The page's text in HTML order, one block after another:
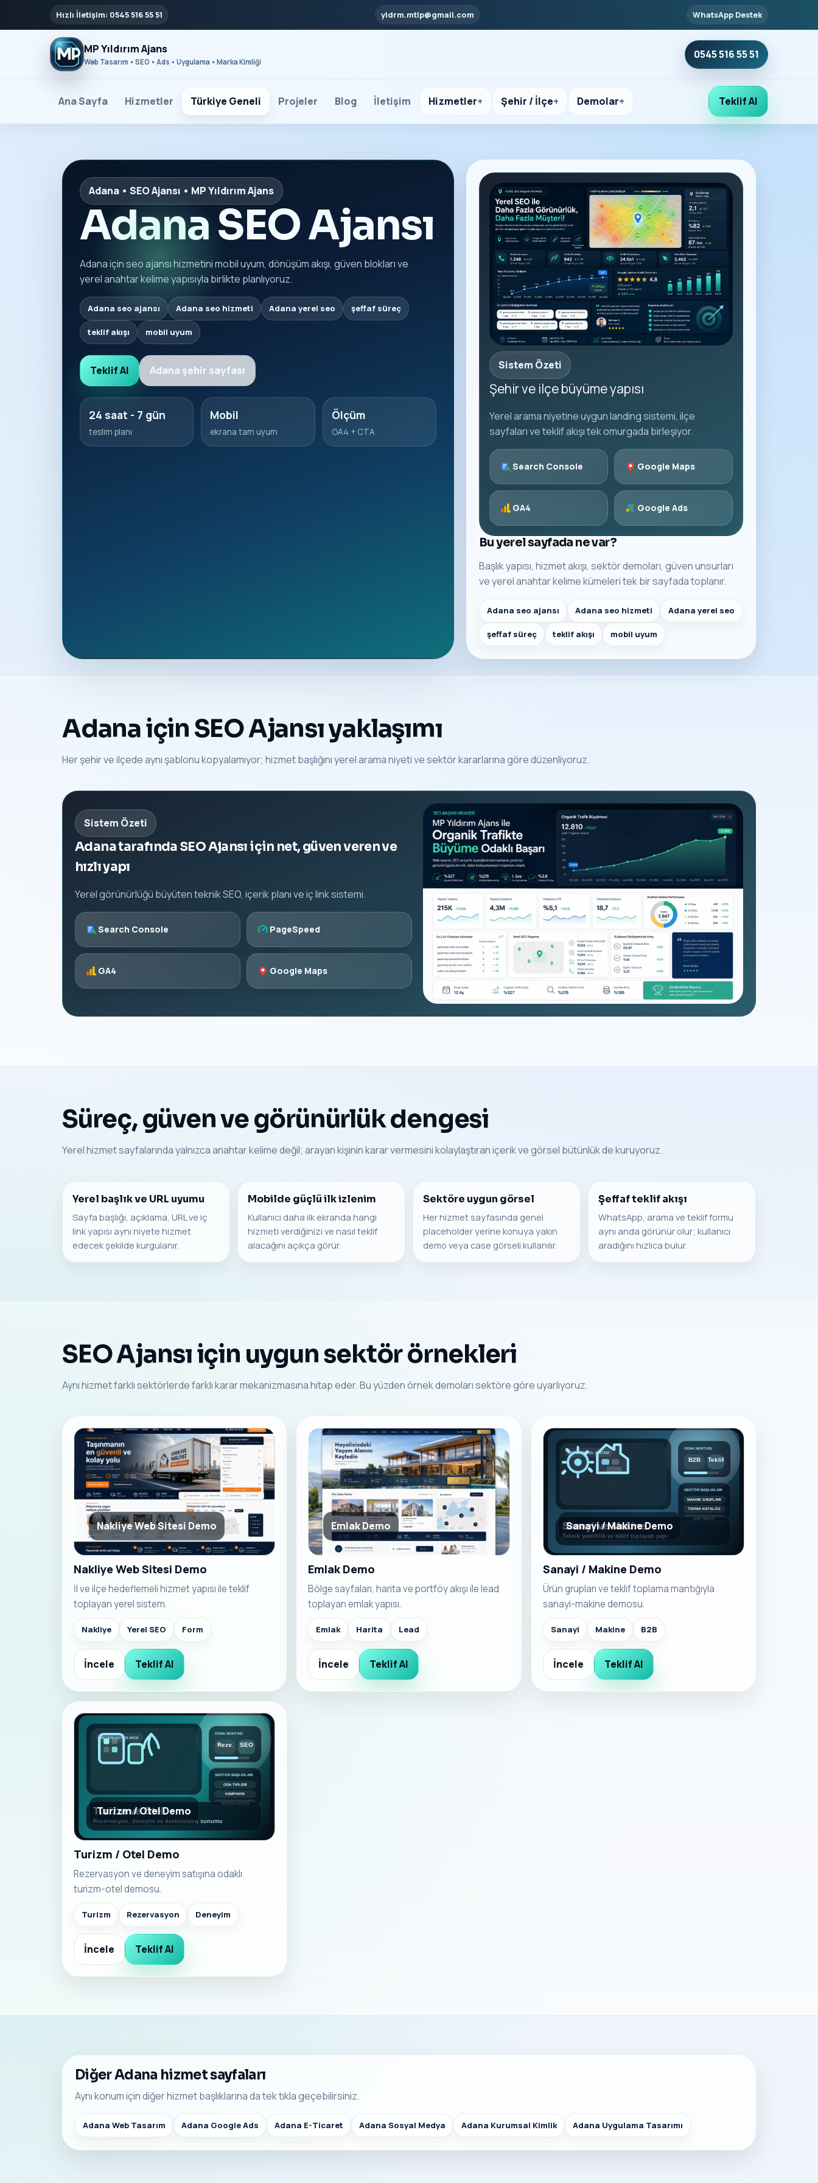
Hızlı İletişim: 0545 516 55 51 yldrm.mtlp@gmail.com WhatsApp Destek
MP Yıldırım Ajans
Web Tasarım • SEO • Ads • Uygulama • Marka Kimliği
0545 516 55 51
Ana Sayfa Hizmetler Türkiye Geneli Projeler Blog İletişim Hizmetler Şehir / İlçe Demolar Teklif Al
Adana • SEO Ajansı • MP Yıldırım Ajans
Adana SEO Ajansı
Adana için seo ajansı hizmetini mobil uyum, dönüşüm akışı, güven blokları ve
yerel anahtar kelime yapısıyla birlikte planlıyoruz.
Adana seo ajansı Adana seo hizmeti Adana yerel seo şeffaf süreç
teklif akışı mobil uyum
Teklif Al Adana şehir sayfası
24 saat - 7 gün
teslim planı
Mobil
ekrana tam uyum
Ölçüm
GA4 + CTA
Sistem Özeti
Şehir ve ilçe büyüme yapısı
Yerel arama niyetine uygun landing sistemi, ilçe
sayfaları ve teklif akışı tek omurgada birleşiyor.
Search Console Google Maps
GA4 Google Ads
Bu yerel sayfada ne var?
Başlık yapısı, hizmet akışı, sektör demoları, güven unsurları
ve yerel anahtar kelime kümeleri tek bir sayfada toplanır.
Adana seo ajansı Adana seo hizmeti Adana yerel seo
şeffaf süreç teklif akışı mobil uyum
Adana için SEO Ajansı yaklaşımı
Her şehir ve ilçede aynı şablonu kopyalamıyor; hizmet başlığını yerel arama niyeti ve sektör kararlarına göre düzenliyoruz.
Sistem Özeti
Adana tarafında SEO Ajansı için net, güven veren ve
hızlı yapı
Yerel görünürlüğü büyüten teknik SEO, içerik planı ve iç link sistemi.
Search Console PageSpeed
GA4 Google Maps
Süreç, güven ve görünürlük dengesi
Yerel hizmet sayfalarında yalnızca anahtar kelime değil; arayan kişinin karar vermesini kolaylaştıran içerik ve görsel bütünlük de kuruyoruz.
Yerel başlık ve URL uyumu
Sayfa başlığı, açıklama, URL ve iç
link yapısı aynı niyete hizmet
edecek şekilde kurgulanır.
Mobilde güçlü ilk izlenim
Kullanıcı daha ilk ekranda hangi
hizmeti verdiğinizi ve nasıl teklif
alacağını açıkça görür.
Sektöre uygun görsel
Her hizmet sayfasında genel
placeholder yerine konuya yakın
demo veya case görseli kullanılır.
Şeffaf teklif akışı
WhatsApp, arama ve teklif formu
aynı anda görünür olur; kullanıcı
aradığını hızlıca bulur.
SEO Ajansı için uygun sektör örnekleri
Aynı hizmet farklı sektörlerde farklı karar mekanizmasına hitap eder. Bu yüzden örnek demoları sektöre göre uyarlıyoruz.
Nakliye Web Sitesi Demo
Nakliye Web Sitesi Demo
İl ve ilçe hedeflemeli hizmet yapısı ile teklif
toplayan yerel sistem.
Nakliye Yerel SEO Form
İncele Teklif Al
Emlak Demo
Emlak Demo
Bölge sayfaları, harita ve portföy akışı ile lead
toplayan emlak yapısı.
Emlak Harita Lead
İncele Teklif Al
Sanayi / Makine Demo
Sanayi / Makine Demo
Ürün grupları ve teklif toplama mantığıyla
sanayi-makine demosu.
Sanayi Makine B2B
İncele Teklif Al
Turizm / Otel Demo
Turizm / Otel Demo
Rezervasyon ve deneyim satışına odaklı
turizm-otel demosu.
Turizm Rezervasyon Deneyim
İncele Teklif Al
Diğer Adana hizmet sayfaları
Aynı konum için diğer hizmet başlıklarına da tek tıkla geçebilirsiniz.
Adana Web Tasarım Adana Google Ads Adana E-Ticaret Adana Sosyal Medya Adana Kurumsal Kimlik Adana Uygulama Tasarımı